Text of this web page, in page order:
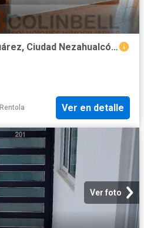
Casa en renta Benito Juárez, Ciudad Nezahualcóyotl, Nezahualcóyotl, México, 57000, Mex
Rentola Ver en detalle
Ver foto